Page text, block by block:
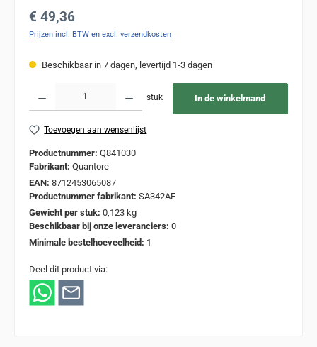
Normale prijs:
€ 49,36
Prijzen incl. BTW en excl. verzendkosten
Beschikbaar in 7 dagen, levertijd 1-3 dagen
stuk In de winkelmand
Toevoegen aan wensenlijst
Productnummer: Q841030
Fabrikant: Quantore
EAN: 8712453065087
Productnummer fabrikant: SA342AE
Gewicht per stuk: 0,123 kg
Beschikbaar bij onze leveranciers: 0
Minimale bestelhoeveelheid: 1
Deel dit product via: